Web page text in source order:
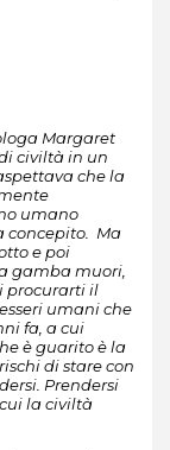
Margaret
civiltà in un
che la
umano
concepito. Ma
e poi
gamba muori,
procurarti il
umani che
fa, a cui
è guarito è la
di stare con
Prendersi
la civiltà